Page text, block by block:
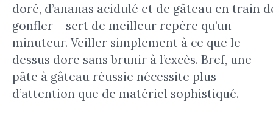
doré, d’ananas acidulé et de gâteau en train
gonfler – sert de meilleur repère qu’un
minuteur. Veiller simplement à ce que le
dessus dore sans brunir à l’excès. Bref, une
pâte à gâteau réussie nécessite plus
d’attention que de matériel sophistiqué.